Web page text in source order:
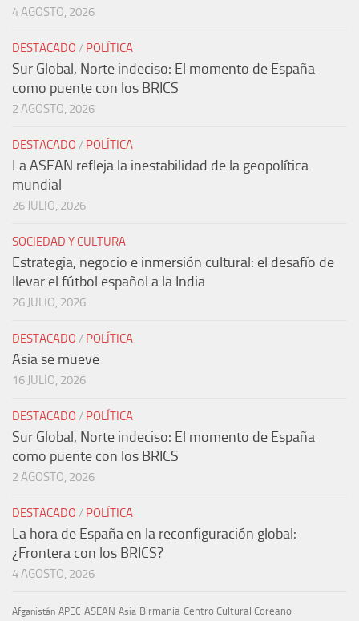
4 AGOSTO, 2026
DESTACADO / POLÍTICA
Sur Global, Norte indeciso: El momento de España
como puente con los BRICS
2 AGOSTO, 2026
DESTACADO / POLÍTICA
La ASEAN refleja la inestabilidad de la geopolítica
mundial
26 JULIO, 2026
SOCIEDAD Y CULTURA
Estrategia, negocio e inmersión cultural: el desafío de
llevar el fútbol español a la India
26 JULIO, 2026
DESTACADO / POLÍTICA
Asia se mueve
16 JULIO, 2026
DESTACADO / POLÍTICA
Sur Global, Norte indeciso: El momento de España
como puente con los BRICS
2 AGOSTO, 2026
DESTACADO / POLÍTICA
La hora de España en la reconfiguración global:
¿Frontera con los BRICS?
4 AGOSTO, 2026
Afganistán APEC ASEAN Asia Birmania Centro Cultural Coreano